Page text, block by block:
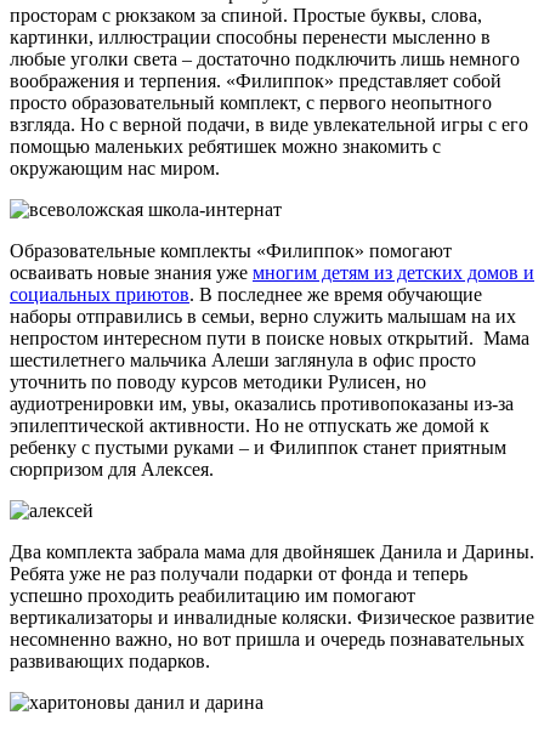
просторам с рюкзаком за спиной. Простые буквы, слова,
картинки, иллюстрации способны перенести мысленно в
любые уголки света – достаточно подключить лишь немного
воображения и терпения. «Филиппок» представляет собой
просто образовательный комплект, с первого неопытного
взгляда. Но с верной подачи, в виде увлекательной игры с его
помощью маленьких ребятишек можно знакомить с
окружающим нас миром.
Образовательные комплекты «Филиппок» помогают
осваивать новые знания уже многим детям из детских домов и
социальных приютов. В последнее же время обучающие
наборы отправились в семьи, верно служить малышам на их
непростом интересном пути в поиске новых открытий. Мама
шестилетнего мальчика Алеши заглянула в офис просто
уточнить по поводу курсов методики Рулисен, но
аудиотренировки им, увы, оказались противопоказаны из-за
эпилептической активности. Но не отпускать же домой к
ребенку с пустыми руками – и Филиппок станет приятным
сюрпризом для Алексея.
Два комплекта забрала мама для двойняшек Данила и Дарины.
Ребята уже не раз получали подарки от фонда и теперь
успешно проходить реабилитацию им помогают
вертикализаторы и инвалидные коляски. Физическое развитие
несомненно важно, но вот пришла и очередь познавательных
развивающих подарков.